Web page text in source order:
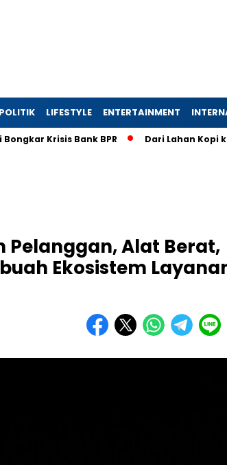
POLITIK LIFESTYLE ENTERTAINMENT
Krisis Bank BPR Dari Lahan Kopi ke
Pelanggan, Alat Berat,
Ekosistem